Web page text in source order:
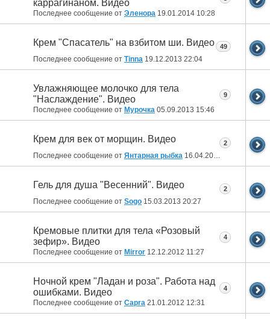
каррагинаном. Видео
Последнее сообщение от Эленора 19.01.2014 10:28
Крем "Спасатель" на взбитом ши. Видео
Последнее сообщение от Tinna 19.12.2013 22:04
49
Увлажняющее молочко для тела
"Наслаждение". Видео
Последнее сообщение от Мурочка 05.09.2013 15:46
9
Крем для век от морщин. Видео
Последнее сообщение от Янтарная рыбка 16.04.2013
2
Гель для душа "Весенний". Видео
Последнее сообщение от Sogo 15.03.2013 20:27
2
Кремовые плитки для тела «Розовый
зефир». Видео
Последнее сообщение от Mirror 12.12.2012 11:27
4
Ночной крем "Ладан и роза". Работа над
ошибками. Видео
Последнее сообщение от Capra 21.01.2012 12:31
4